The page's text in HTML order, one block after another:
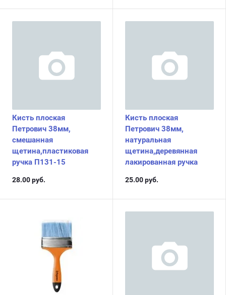
Кисть плоская
Петрович 38мм,
смешанная
щетина,пластиковая
ручка П131-15
28.00руб.
Кисть плоская
Петрович 38мм,
натуральная
щетина,деревянная
лакированная ручка
25.00руб.